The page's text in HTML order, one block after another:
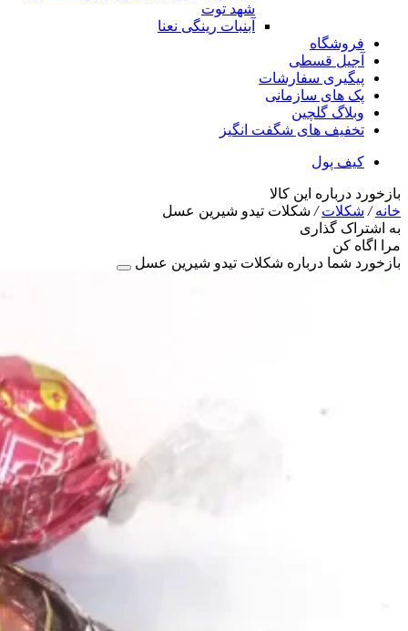
شهد توت
آبنبات رینگی نعنا
فروشگاه
آجیل قسطی
پیگیری سفارشات
پک های سازمانی
وبلاگ گلچین
تخفیف های شگفت انگیز
کیف پول
بازخورد درباره این کالا
خانه/ شکلات/ شکلات تیدو شیرین عسل
به اشتراک گذاری
مرا اگاه کن
بازخورد شما درباره شکلات تیدو شیرین عسل